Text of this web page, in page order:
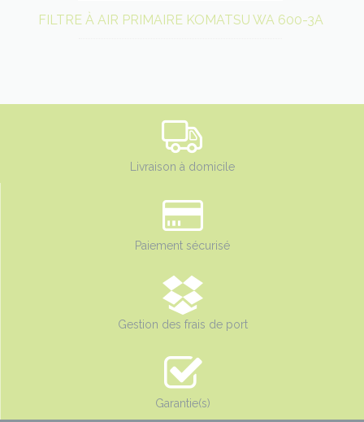
FILTRE À AIR PRIMAIRE KOMATSU WA 600-3A
Livraison à domicile
Paiement sécurisé
Gestion des frais de port
Garantie(s)